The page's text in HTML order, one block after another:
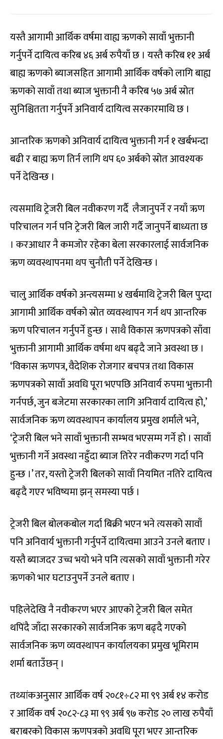
यस्तै आगामी आर्थिक वर्षमा वाह्य ऋणको सावाँ भुक्तानी
गर्नुपर्ने दायित्व करिब ४६ अर्ब रुपैयाँ छ । यस्तै करिब ११ अर्ब
बाह्य ऋणको ब्याजसहित आगामी आर्थिक वर्षको लागि बाह्य
ऋणको सावाँ तथा ब्याज भुक्तानी नै करिब ५७ अर्ब स्रोत
सुनिश्चितता गर्नुपर्ने अनिवार्य दायित्व सरकारमाथि छ ।
आन्तरिक ऋणको अनिवार्य दायित्व भुक्तानी गर्न १ खर्बभन्दा
बढी र बाह्य ऋण तिर्न लागि थप ६० अर्बको स्रोत आवश्यक
पर्ने देखिन्छ ।
त्यसमाथि ट्रेजरी बिल नवीकरण गर्दै लैजानुपर्ने र नयाँ ऋण
परिचालन गर्न पनि ट्रेजरी बिल जारी गर्दै जानुपर्ने बाध्यता छ
। करआधार नै कमजोर रहेका बेला सरकारलाई सार्वजनिक
ऋण व्यवस्थापनमा थप चुनौती पर्ने देखिन्छ ।
चालु आर्थिक वर्षको अन्त्यसम्मा ४ खर्बमाथि ट्रेजरी बिल पुग्दा
आगामी आर्थिक वर्षको स्रोत व्यवस्थापन गर्न थप आन्तरिक
ऋण परिचालन गर्नुपर्ने हुन्छ । साथै विकास ऋणपत्रको साँवा
भुक्तानी आगामी आर्थिक वर्षमा थप बढ्दै जाने अवस्था छ ।
‘विकास ऋणपत्र, वैदेशिक रोजगार बचपत्र तथा विकास
ऋणपत्रको सावाँ अवधि पूरा भएपछि अनिवार्य रुपमा भुक्तानी
गर्नपर्छ, जुन बजेटमा सरकारका लागि अनिवार्य दायित्व हो,’
सार्वजनिक ऋण व्यवस्थापन कार्यालय प्रमुख शर्माले भने,
‘ट्रेजरी बिल भने सावाँ भुक्तानी सम्भव भएसम्म गर्ने हो । सावाँ
भुक्तानी गर्ने अवस्था नहुँदा ब्याज तिरेर नवीकरण गर्दा पनि
हुन्छ ।’ तर, यस्तो ट्रेजरी बिलको सावाँ नियमित नतिरे दायित्व
बढ्दै गएर भविष्यमा झन् समस्या पर्छ ।
ट्रेजरी बिल बोलकबोल गर्दा बिक्री भएन भने त्यसको सावाँ
पनि अनिवार्य भुक्तानी गर्नुपर्ने दायित्वमा आउने उनले बताए ।
यस्तै ब्याजदर उच्च भयो भने पनि त्यसको सावाँ भुक्तानी गरेर
ऋणको भार घटाउनुपर्ने उनले बताए ।
पहिलेदेखि नै नवीकरण भएर आएको ट्रेजरी बिल समेत
थपिंदै जाँदा सरकारको सार्वजनिक ऋण बढ्दै गएको
सार्वजनिक ऋण व्यवस्थापन कार्यालयका प्रमुख भूमिराम
शर्मा बताउँछन् ।
तथ्यांकअनुसार आर्थिक वर्ष २०८१÷८२ मा ९९ अर्ब १४ करोड
र आर्थिक वर्ष २०८२-८३ मा ९९ अर्ब ९७ करोड २० लाख रुपैयाँ
बराबरको विकास ऋणपत्रको अवधि पूरा भएर आन्तरिक